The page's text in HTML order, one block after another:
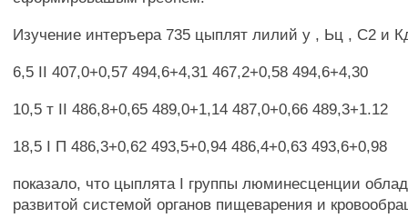
Изучение интеръера 735 цыплят лилий у , Ьц , С2 и
6,5 II 407,0+0,57 494,6+4,31 467,2+0,58 494,6+4,30
10,5 т II 486,8+0,65 489,0+1,14 487,0+0,66 489,3+1.12
18,5 I П 486,3+0,62 493,5+0,94 486,4+0,63 493,6+0,98
показало, что цыплята I группы люминесценции
развитой системой органов пищеварения и